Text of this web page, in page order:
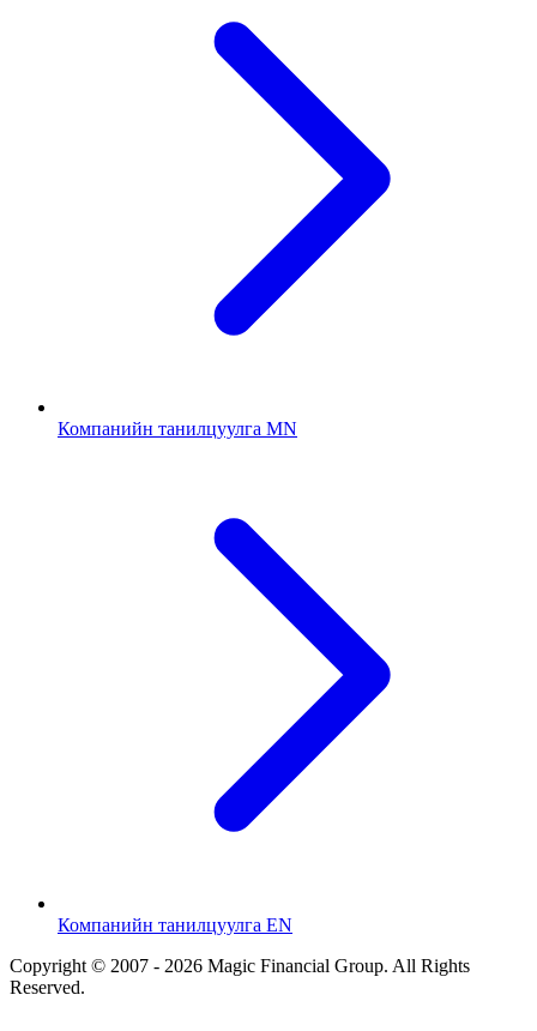
Компанийн танилцуулга MN
Компанийн танилцуулга EN
Copyright © 2007 - 2026 Magic Financial Group. All Rights
Reserved.